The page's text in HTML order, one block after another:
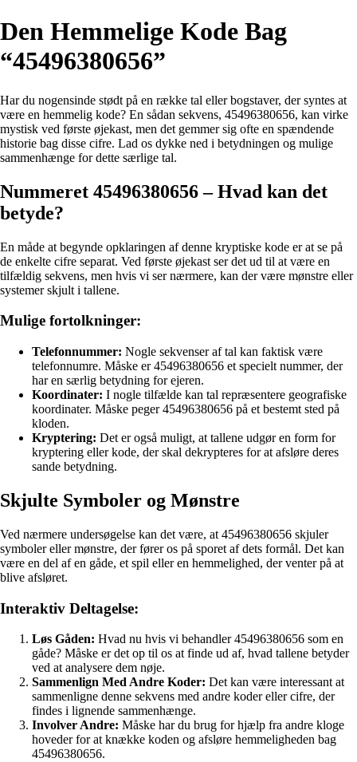
Den Hemmelige Kode Bag
“45496380656”
Har du nogensinde stødt på en række tal eller bogstaver, der syntes at
være en hemmelig kode? En sådan sekvens, 45496380656, kan virke
mystisk ved første øjekast, men det gemmer sig ofte en spændende
historie bag disse cifre. Lad os dykke ned i betydningen og mulige
sammenhænge for dette særlige tal.
Nummeret 45496380656 – Hvad kan det
betyde?
En måde at begynde opklaringen af denne kryptiske kode er at se på
de enkelte cifre separat. Ved første øjekast ser det ud til at være en
tilfældig sekvens, men hvis vi ser nærmere, kan der være mønstre eller
systemer skjult i tallene.
Mulige fortolkninger:
Telefonnummer: Nogle sekvenser af tal kan faktisk være
telefonnumre. Måske er 45496380656 et specielt nummer, der
har en særlig betydning for ejeren.
Koordinater: I nogle tilfælde kan tal repræsentere geografiske
koordinater. Måske peger 45496380656 på et bestemt sted på
kloden.
Kryptering: Det er også muligt, at tallene udgør en form for
kryptering eller kode, der skal dekrypteres for at afsløre deres
sande betydning.
Skjulte Symboler og Mønstre
Ved nærmere undersøgelse kan det være, at 45496380656 skjuler
symboler eller mønstre, der fører os på sporet af dets formål. Det kan
være en del af en gåde, et spil eller en hemmelighed, der venter på at
blive afsløret.
Interaktiv Deltagelse:
Løs Gåden: Hvad nu hvis vi behandler 45496380656 som en
gåde? Måske er det op til os at finde ud af, hvad tallene betyder
ved at analysere dem nøje.
Sammenlign Med Andre Koder: Det kan være interessant at
sammenligne denne sekvens med andre koder eller cifre, der
findes i lignende sammenhænge.
Involver Andre: Måske har du brug for hjælp fra andre kloge
hoveder for at knække koden og afsløre hemmeligheden bag
45496380656.